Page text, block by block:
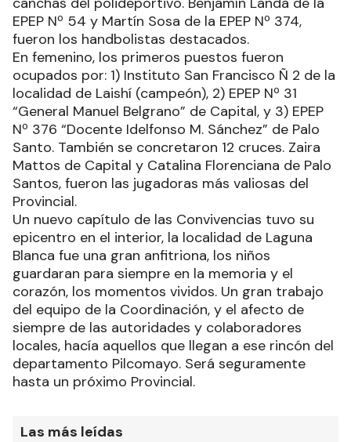
EPEP Nº 54 y Martín Sosa de la EPEP Nº 374,
fueron los handbolistas destacados.
En femenino, los primeros puestos fueron
ocupados por: 1) Instituto San Francisco Ñ 2 de la
localidad de Laishí (campeón), 2) EPEP Nº 31
“General Manuel Belgrano” de Capital, y 3) EPEP
Nº 376 “Docente Idelfonso M. Sánchez” de Palo
Santo. También se concretaron 12 cruces. Zaira
Mattos de Capital y Catalina Florenciana de Palo
Santos, fueron las jugadoras más valiosas del
Provincial.
Un nuevo capítulo de las Convivencias tuvo su
epicentro en el interior, la localidad de Laguna
Blanca fue una gran anfitriona, los niños
guardaran para siempre en la memoria y el
corazón, los momentos vividos. Un gran trabajo
del equipo de la Coordinación, y el afecto de
siempre de las autoridades y colaboradores
locales, hacía aquellos que llegan a ese rincón del
departamento Pilcomayo. Será seguramente
hasta un próximo Provincial.
Las más leídas